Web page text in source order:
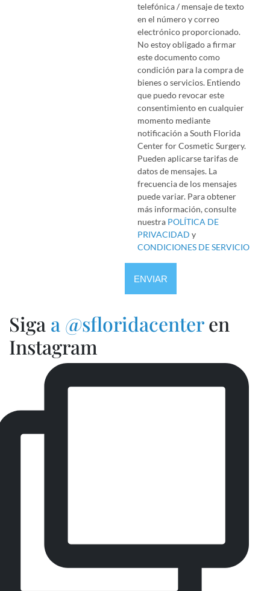
telefónica / mensaje de texto
en el número y correo
electrónico proporcionado.
No estoy obligado a firmar
este documento como
condición para la compra de
bienes o servicios. Entiendo
que puedo revocar este
consentimiento en cualquier
momento mediante
notificación a South Florida
Center for Cosmetic Surgery.
Pueden aplicarse tarifas de
datos de mensajes. La
frecuencia de los mensajes
puede variar. Para obtener
más información, consulte
nuestra POLÍTICA DE
PRIVACIDAD y
CONDICIONES DE SERVICIO
Siga a @sfloridacenteren
Instagram